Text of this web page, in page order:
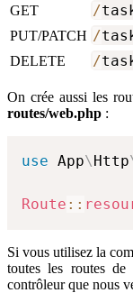
GET
/
PUT/PATCH /
DELETE
/
On crée aussi les
routes/web.php :
use App\Http
Route ::
Si vous utilisez la
toutes les routes
contrôleur que nous